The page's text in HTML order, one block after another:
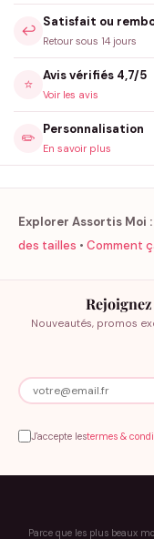
↩️
Satisfait ou
Retour sous 14 jours
⭐
Avis vérifiés 4,7/5
Voir les avis
✏️
Personnalisation
En savoir plus
Explorer Assortis Moi :
des tailles • Comment
Nouveautés, promos
J'accepte lestermes &
Parce que les plus beaux